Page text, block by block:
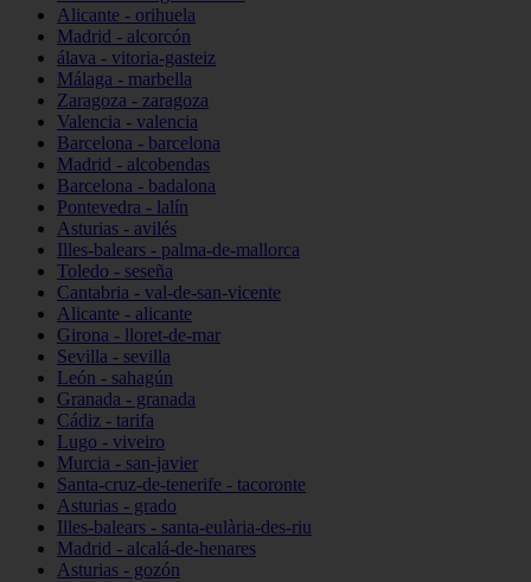
Alicante - orihuela
Madrid - alcorcón
álava - vitoria-gasteiz
Málaga - marbella
Zaragoza - zaragoza
Valencia - valencia
Barcelona - barcelona
Madrid - alcobendas
Barcelona - badalona
Pontevedra - lalín
Asturias - avilés
Illes-balears - palma-de-mallorca
Toledo - seseña
Cantabria - val-de-san-vicente
Alicante - alicante
Girona - lloret-de-mar
Sevilla - sevilla
León - sahagún
Granada - granada
Cádiz - tarifa
Lugo - viveiro
Murcia - san-javier
Santa-cruz-de-tenerife - tacoronte
Asturias - grado
Illes-balears - santa-eulària-des-riu
Madrid - alcalá-de-henares
Asturias - gozón